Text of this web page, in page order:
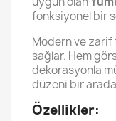
fonksiyonel bir
Modern ve zarif
sağlar. Hem
dekorasyonla
düzeni bir
Özellikler: